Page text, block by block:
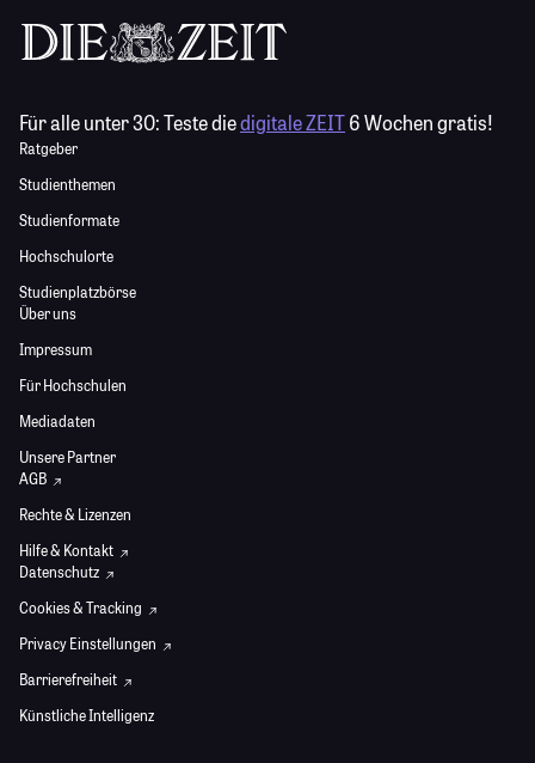
Für alle unter 30:Teste diedigitale ZEIT6 Wochen gratis!
Ratgeber
Studienthemen
Studienformate
Hochschulorte
Studienplatzbörse
Über uns
Impressum
Für Hochschulen
Mediadaten
Unsere Partner
AGB
Rechte & Lizenzen
Hilfe & Kontakt
Datenschutz
Cookies & Tracking
Privacy Einstellungen
Barrierefreiheit
Künstliche Intelligenz